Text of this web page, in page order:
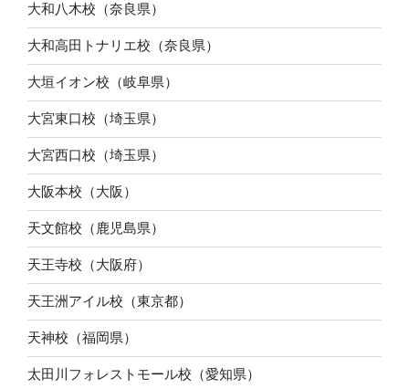
大和八木校（奈良県）
大和高田トナリエ校（奈良県）
大垣イオン校（岐阜県）
大宮東口校（埼玉県）
大宮西口校（埼玉県）
大阪本校（大阪）
天文館校（鹿児島県）
天王寺校（大阪府）
天王洲アイル校（東京都）
天神校（福岡県）
太田川フォレストモール校（愛知県）